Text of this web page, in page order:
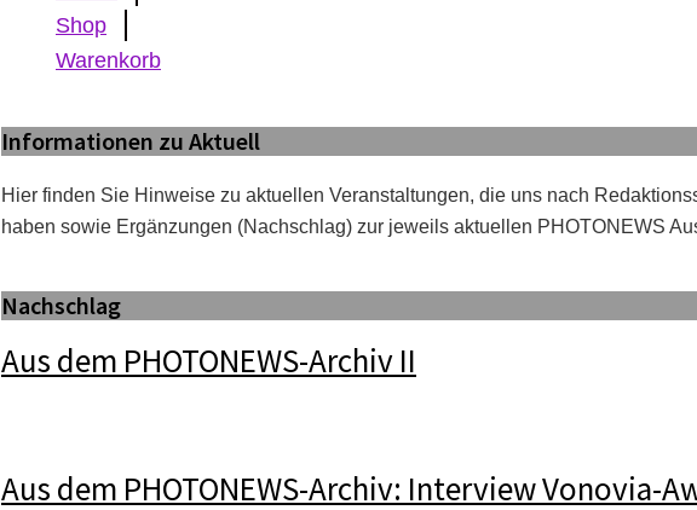
Shop
Warenkorb
Informationen zu Aktuell
Hier finden Sie Hinweise zu aktuellen Veranstaltungen, die uns nach
haben sowie Ergänzungen (Nachschlag) zur jeweils aktuellen PHOTONEWS
Nachschlag
Aus dem PHOTONEWS-Archiv II
Aus dem PHOTONEWS-Archiv: Interview Vonovia-